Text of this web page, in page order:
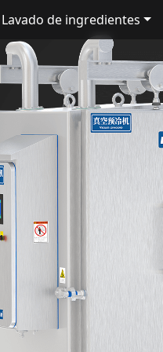
Lavado de ingredientes